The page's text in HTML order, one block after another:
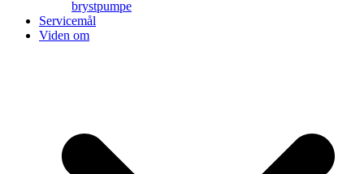
brystpumpe
Servicemål
Viden om